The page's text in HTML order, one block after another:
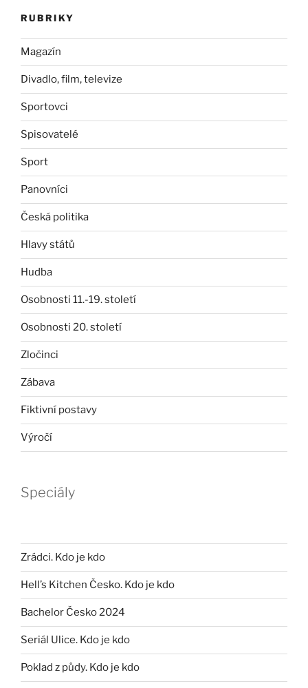
RUBRIKY
Magazín
Divadlo, film, televize
Sportovci
Spisovatelé
Sport
Panovníci
Česká politika
Hlavy států
Hudba
Osobnosti 11.-19. století
Osobnosti 20. století
Zločinci
Zábava
Fiktivní postavy
Výročí
Speciály
Zrádci. Kdo je kdo
Hell’s Kitchen Česko. Kdo je kdo
Bachelor Česko 2024
Seriál Ulice. Kdo je kdo
Poklad z půdy. Kdo je kdo